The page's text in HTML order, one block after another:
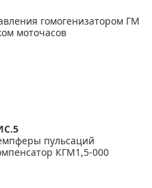
гомогенизатором ГМ
моточасов
пульсаций
КГМ1,5-000